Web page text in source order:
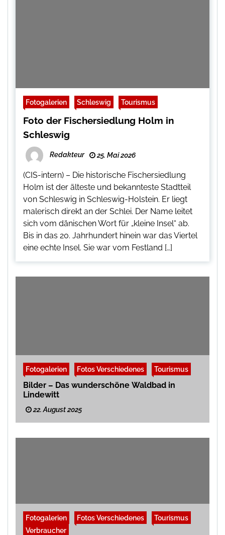
Fotogalerien Schleswig Tourismus
Foto der Fischersiedlung Holm in
Schleswig
Redakteur 25. Mai 2026
(CIS-intern) – Die historische Fischersiedlung
Holm ist der älteste und bekannteste Stadtteil
von Schleswig in Schleswig-Holstein. Er liegt
malerisch direkt an der Schlei. Der Name leitet
sich vom dänischen Wort für „kleine Insel“ ab.
Bis in das 20. Jahrhundert hinein war das Viertel
eine echte Insel. Sie war vom Festland […]
Fotogalerien Fotos Verschiedenes Tourismus
Bilder – Das wunderschöne Waldbad in
Lindewitt
22. August 2025
Fotogalerien Fotos Verschiedenes
Tourismus
Verbraucher